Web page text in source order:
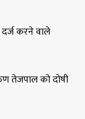
करने वाले
तेजपाल को दोषी